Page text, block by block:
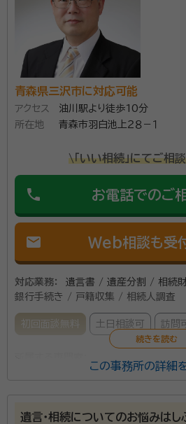
者に寄り添った業務遂行を心がけ
行政書士, 土地家屋調査士、マ
引士、その他
所属団体： 青森県行政書士会
青森県三沢市に対応可能
アクセス
油川駅より徒歩10分
所在地
青森市羽白池上２８－１
\「いい相続」にてご相
phone お電話でのご
mail Web相談も受
対応業務：
遺言書 / 遺産分割 / 相続
銀行手続き / 戸籍収集 / 相続人調査
初回面談無料 土日相談可 訪問可
事務所口コミ（抜粋）：
この事務所の詳細
遺言・相続についてのお悩みは